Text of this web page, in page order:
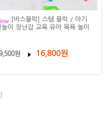
[바스블럭] 스템 블럭 / 아기
놀이 장난감 교육 유아 목욕 놀이
원 16,800원